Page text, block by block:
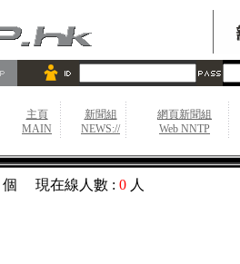
主頁
MAIN
新聞組
NEWS://
網頁新聞組
Web NNTP
個 現在線人數 : 0 人